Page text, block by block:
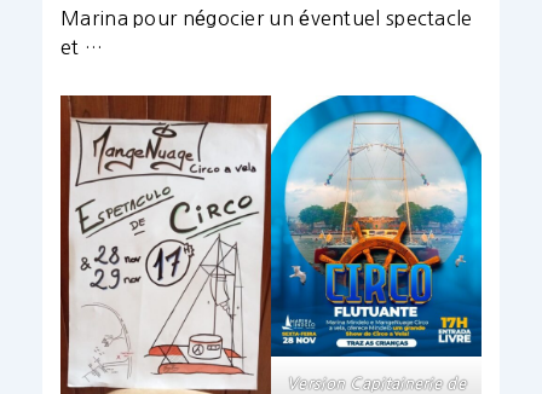
Marina pour négocier un éventuel spectacle
et …
Version Capitainerie de